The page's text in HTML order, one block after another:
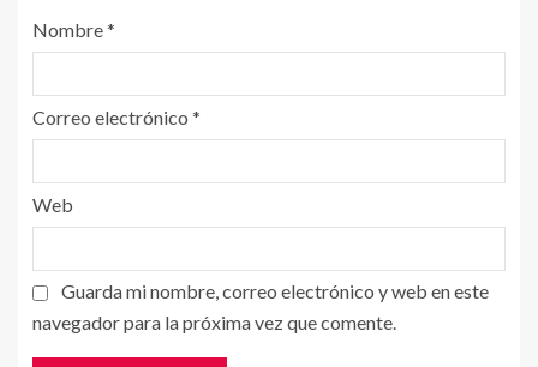
Nombre*
Correo electrónico *
Web
Guarda mi nombre, correo electrónico y web en este
navegador para la próxima vez que comente.